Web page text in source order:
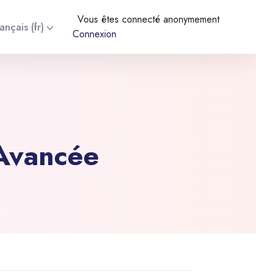
‎(fr)‎
Vous êtes connecté anonymement
Connexion